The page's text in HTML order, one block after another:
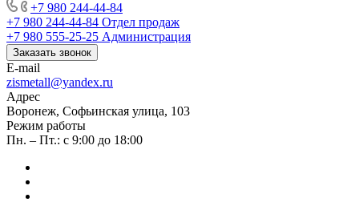
+7 980 244-44-84
+7 980 244-44-84 Отдел продаж
+7 980 555-25-25 Администрация
Заказать звонок
E-mail
zismetall@yandex.ru
Адрес
Воронеж, Софьинская улица, 103
Режим работы
Пн. – Пт.: с 9:00 до 18:00